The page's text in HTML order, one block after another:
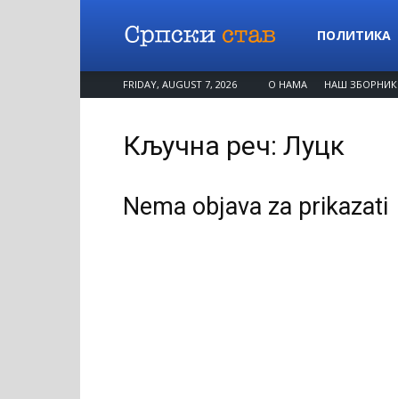
Српски
ПОЛИТИКА
FRIDAY, AUGUST 7, 2026 О НАМА НАШ ЗБОРНИК
Кључна реч: Луцк
Nema objava za prikazati